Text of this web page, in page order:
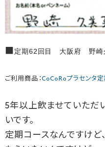
■定期62回目 大阪府 野崎
ご利用商品：CoCoRoプラセンタ
5年以上飲ませていただ
いです。
定期コースなんですけど